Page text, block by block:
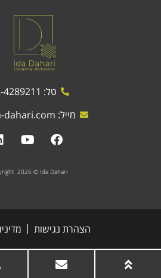
טל: 052-4289211
מייל: dahari.com
2026 © Ida Dahari
הצהרת נגישות